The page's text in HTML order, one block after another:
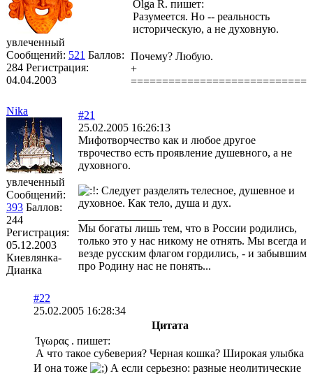
увлеченный
Сообщений: 521 Баллов:
284 Регистрация:
04.04.2003
Olga R. пишет:
Разумеется. Но -- реальность
историческую, а не духовную.
Почему? Любую.
+
============================
Nika
увлеченный
Сообщений:
393 Баллов:
244
Регистрация:
05.12.2003
Киевлянка-
Дианка
#21
25.02.2005 16:26:13
Мифотворчество как и любое другое
тврочество есть проявление душевного, а не
духовного.
Следует разделять телесное, душевное и
духовное. Как тело, душа и дух.
Мы богаты лишь тем, что в России родились,
только это у нас никому не отнять. Мы всегда и
везде русским флагом гордились, - и забывшим
про Родину нас не понять...
#22
25.02.2005 16:28:34
Цитата
Ίγωρας . пишет:
А что такое су6еверия? Черная кошка? Широкая улыбка
И она тоже
А если серьезно: разные неолитические